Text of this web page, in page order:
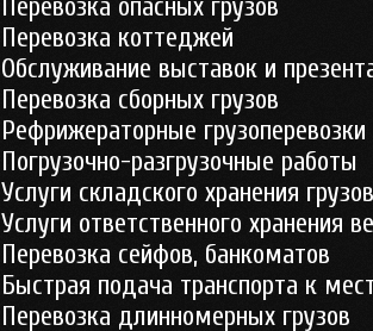
Перевозка опасных грузов
Перевозка коттеджей
Обслуживание выставок и
Перевозка сборных грузов
Рефрижераторные грузоперевозки
Погрузочно-разгрузочные работы
Услуги складского хранения грузов
Услуги ответственного хранения
Перевозка сейфов, банкоматов
Быстрая подача транспорта к
Перевозка длинномерных грузов